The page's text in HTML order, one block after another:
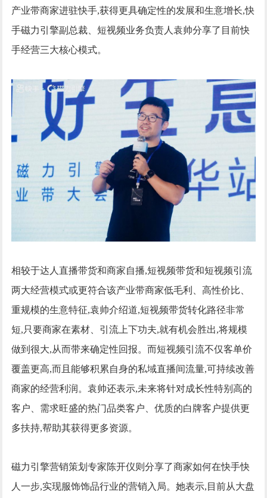
产业带商家进驻快手,获得更具确定性的发展和生意增长,快
手磁力引擎副总裁、短视频业务负责人袁帅分享了目前快
手经营三大核心模式。
相较于达人直播带货和商家自播,短视频带货和短视频引流
两大经营模式或更符合该产业带商家低毛利、高性价比、
重规模的生意特征,袁帅介绍道,短视频带货转化路径非常
短,只要商家在素材、引流上下功夫,就有机会胜出,将规模
做到很大,从而带来确定性回报。而短视频引流不仅客单价
覆盖更高,而且能够积累自身的私域直播间流量,可持续改善
商家的经营利润。袁帅还表示,未来将针对成长性特别高的
客户、需求旺盛的热门品类客户、优质的白牌客户提供更
多扶持,帮助其获得更多资源。
磁力引擎营销策划专家陈开仪则分享了商家如何在快手快
人一步,实现服饰饰品行业的营销入局。她表示,目前从大盘